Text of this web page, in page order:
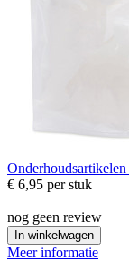
Onderhoudsartikelen
€ 6,95 per stuk
nog geen review
In winkelwagen
Meer informatie